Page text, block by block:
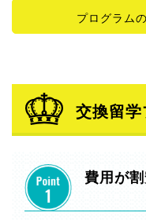
プログラム
交換留
費用が